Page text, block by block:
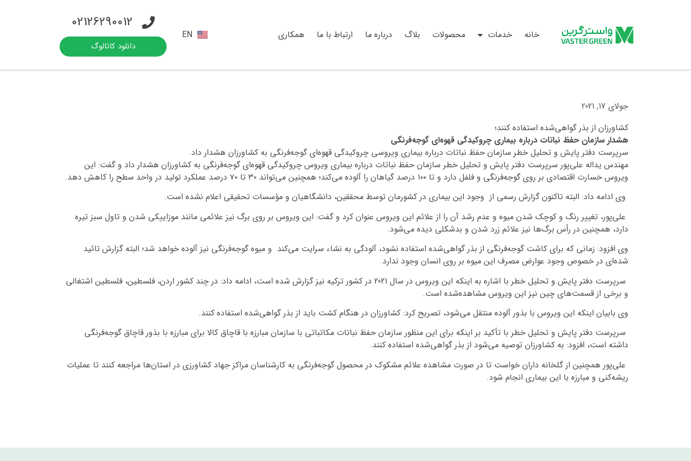
خانه خدمات محصولات بلاگ درباره ما ارتباط با ما همکاری EN
02126290012
دانلود کاتالوگ
جولای 17, 2021
کشاورزان از بذر گواهی‌شده استفاده کنند؛
هشدار سازمان حفظ نباتات درباره بیماری چروكیدگی قهوه‌ای گوجه‌فرنگی
سرپرست دفتر پایش و تحلیل خطر سازمان حفظ نباتات درباره بیماری ویروسی چروکیدگی قهوه‌ای گوجه‌فرنگی به کشاورزان هشدار داد.
مهندس یداله علی‌پور سرپرست دفتر پایش و تحلیل خطر سازمان حفظ نباتات درباره بیماری ویروس چروکیدگی قهوه‌ای گوجه‌فرنگی به کشاورزان هشدار داد و گفت: این
ویروس خسارت اقتصادی بر روی گوجه‌فرنگی و فلفل دارد و تا ۱۰۰ درصد گیاهان را آلوده می‌کند؛ همچنین می‌تواند ۳۰ تا ۷۰ درصد عملکرد تولید در واحد سطح را کاهش دهد.
وی ادامه داد: البته تاکنون گزارش رسمی از وجود این بیماری در کشورمان توسط محققین، دانشگاهیان و مؤسسات تحقیقی اعلام‌ نشده است.
علی‌پور، تغییر رنگ و کوچک شدن میوه و عدم رشد آن را از علائم این ویروس عنوان کرد و گفت: این ویروس بر روی برگ نیز علائمی مانند موزاییکی شدن و تاول‌ سبز تیره
دارد، همچنین در رأس برگ‌ها نیز علائم زرد شدن و بدشکلی دیده می‌شود.
وی افزود: زمانی که برای کاشت گوجه‌فرنگی از بذر گواهی‌شده استفاده نشود، آلودگی به نشاء سرایت می‌کند و میوه گوجه‌فرنگی نیز آلوده خواهد شد؛ البته گزارش تائید
شده‌ای در خصوص وجود عوارض مصرف این میوه بر روی انسان وجود ندارد.
سرپرست دفتر پایش و تحلیل خطر با اشاره به اینکه این ویروس در سال 2021 در کشور ترکیه نیز گزارش شده است، ادامه داد: در چند کشور اردن، فلسطین، فلسطین اشتغالی
و برخی از قسمت‌های چین نیز این ویروس مشاهده‌شده است.
وی بابیان اینکه این ویروس با بذور آلوده منتقل می‌شود، تصریح کرد: کشاورزان در هنگام کشت باید از بذر گواهی‌شده استفاده کنند.
سرپرست دفتر پایش و تحلیل خطر با تأکید بر اینکه برای این منظور سازمان حفظ نباتات مکاتباتی با سازمان مبارزه با قاچاق کالا برای مبارزه با بذور قاچاق گوجه‌فرنگی
داشته است، افزود: به کشاورزان توصیه می‌شود از بذر گواهی‌شده استفاده کنند.
علی‌پور همچنین از گلخانه داران خواست تا در صورت مشاهده علائم مشکوک در محصول گوجه‌فرنگی به کارشناسان مراکز جهاد کشاورزی در استان‌ها مراجعه کنند تا عملیات
ریشه‌کنی و مبارزه با این بیماری انجام شود.